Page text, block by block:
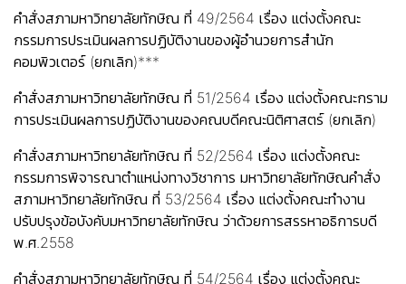
คำสั่งสภามหาวิทยาลัยทักษิณ ที่ 49/2564 เรื่อง แต่งตั้งคณะ
กรรมการประเมินผลการปฏิบัติงานของผู้อำนวยการสำนัก
คอมพิวเตอร์ (ยกเลิก)***
คำสั่งสภามหาวิทยาลัยทักษิณ ที่ 51/2564 เรื่อง แต่งตั้งคณะกราม
การประเมินผลการปฏิบัติงานของคณบดีคณะนิติศาสตร์ (ยกเลิก)
คำสั่งสภามหาวิทยาลัยทักษิณ ที่ 52/2564 เรื่อง แต่งตั้งคณะ
กรรมการพิจารณาตำแหน่งทางวิชาการ มหาวิทยาลัยทักษิณคำสั่ง
สภามหาวิทยาลัยทักษิณ ที่ 53/2564 เรื่อง แต่งตั้งคณะทำงาน
ปรับปรุงข้อบังคับมหาวิทยาลัยทักษิณ ว่าด้วยการสรรหาอธิการบดี
พ.ศ.2558
คำสั่งสภามหาวิทยาลัยทักษิณ ที่ 54/2564 เรื่อง แต่งตั้งคณะ